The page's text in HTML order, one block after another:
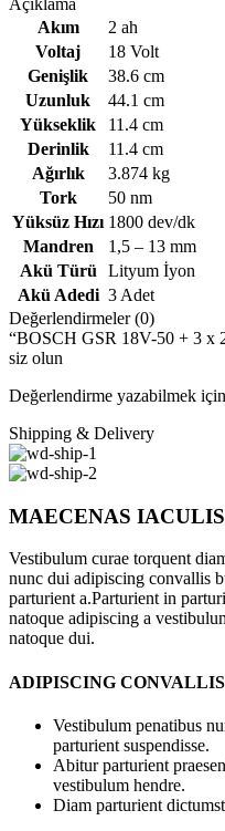
Akım
2 ah
Voltaj
18 Volt
Genişlik
38.6 cm
Uzunluk
44.1 cm
Yükseklik
11.4 cm
Derinlik
11.4 cm
Ağırlık
3.874 kg
Tork
50 nm
Yüksüz Hızı 1800 dev/dk
Mandren
1,5 – 13 mm
Akü Türü
Lityum İyon
Akü Adedi 3 Adet
Değerlendirmeler (0)
“BOSCH GSR 18V-50 + 3 x
siz olun
Değerlendirme yazabilmek için
Shipping & Delivery
MAECENAS IACULIS
Vestibulum curae torquent
nunc dui adipiscing convallis
parturient a.Parturient in
natoque adipiscing a
natoque dui.
ADIPISCING
Vestibulum penatibus
parturient suspendisse.
Abitur parturient
vestibulum hendre.
Diam parturient